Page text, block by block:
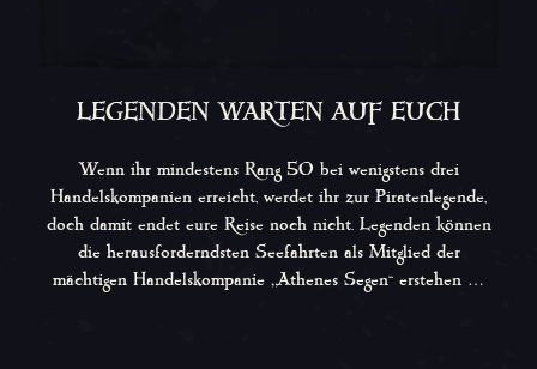
LEGENDEN WARTEN AUF EUCH
Wenn ihr mindestens Rang 50 bei wenigstens drei
Handelskompanien erreicht, werdet ihr zur Piratenlegende,
doch damit endet eure Reise noch nicht. Legenden können
die herausforderndsten Seefahrten als Mitglied der
mächtigen Handelskompanie „Athenes Segen“ erstehen …